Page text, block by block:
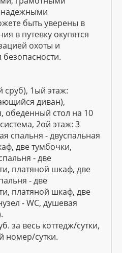
надежными
быть уверены в
в путевку окупятся
охоты и
1ый этаж:
диван),
обеденный стол на 10
2ой этаж: 3
спальня - двуспальная
две тумбочки,
- две
платяной шкаф, две
- две
платяной шкаф, две
- WC, душевая
за весь коттедж/сутки,
номер/сутки.